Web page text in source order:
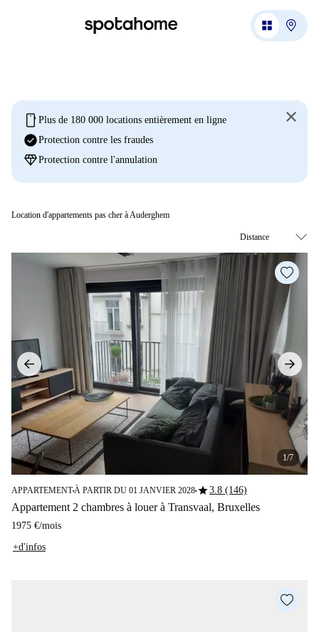
mobile Plus de 180 000 locations entièrement en ligne
check_circleProtection contre les fraudes
diamondProtection contre l'annulation
Location d'appartements pas cher à Auderghem
1/7
APPARTEMENT■À PARTIR DU 01 JANVIER 2028■star3.8 (146)
Appartement 2 chambres à louer à Transvaal, Bruxelles
1975 €/mois
+d'infos